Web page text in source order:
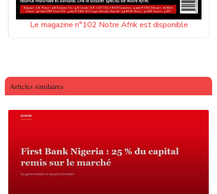
Le magazine n°102 Notre Afrik est disponible
Articles similaires